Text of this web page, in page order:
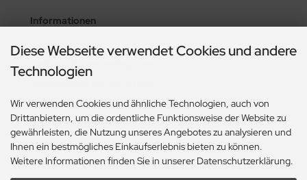
Informationen
Zahlung & Versand
Lieferzeit & Lieferbedingungen
Historie? Fehlanzeige!
Aktionsheft Sommer 2026
Zahlungsmethoden
Diese Webseite verwendet Cookies und andere
Technologien
Wir verwenden Cookies und ähnliche Technologien, auch von
Drittanbietern, um die ordentliche Funktionsweise der Website zu
gewährleisten, die Nutzung unseres Angebotes zu analysieren und
Ihnen ein bestmögliches Einkaufserlebnis bieten zu können.
Weitere Informationen finden Sie in unserer Datenschutzerklärung.